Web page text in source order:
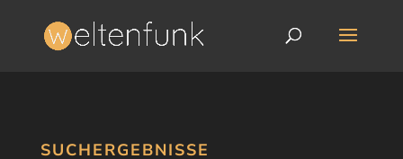
SUCHERGEBNISSE